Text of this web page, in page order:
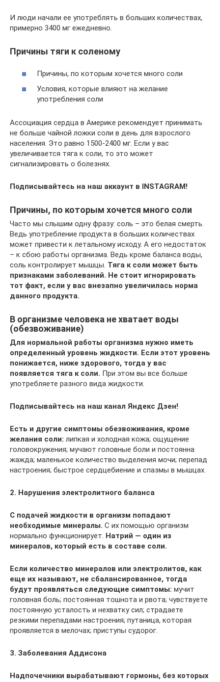
И люди начали ее употреблять в больших количествах,
примерно 3400 мг ежедневно.
Причины тяги к соленому
Причины, по которым хочется много соли
Условия, которые влияют на желание
употребления соли
Ассоциация сердца в Америке рекомендует принимать
не больше чайной ложки соли в день для взрослого
населения. Это равно 1500-2400 мг. Если у вас
увеличивается тяга к соли, то это может
сигнализировать о болезнях.
Подписывайтесь на наш аккаунт в INSTAGRAM!
Причины, по которым хочется много соли
Часто мы слышим одну фразу: соль – это белая смерть.
Ведь употребление продукта в больших количествах
может привести к летальному исходу. А его недостаток
– к сбою работы организма. Ведь кроме баланса воды,
соль контролирует мышцы. Тяга к соли может быть
признаками заболеваний. Не стоит игнорировать
тот факт, если у вас внезапно увеличилась норма
данного продукта.
В организме человека не хватает воды
(обезвоживание)
Для нормальной работы организма нужно иметь
определенный уровень жидкости. Если этот уровень
понижается, ниже здорового, тогда у вас
появляется тяга к соли. При этом вы все больше
употребляете разного вида жидкости.
Подписывайтесь на наш канал Яндекс Дзен!
Есть и другие симптомы обезвоживания, кроме
желания соли: липкая и холодная кожа; ощущение
головокружения; мучают головные боли и постоянна
жажда; маленькое количество выделения мочи; перепад
настроения; быстрое сердцебиение и спазмы в мышцах.
2. Нарушения электролитного баланса
С подачей жидкости в организм попадают
необходимые минералы. С их помощью организм
нормально функционирует. Натрий — один из
минералов, который есть в составе соли.
Если количество минералов или электролитов, как
еще их называют, не сбалансированное, тогда
будут проявляться следующие симптомы: мучит
головная боль; постоянная тошнота и рвота; чувствуете
постоянную усталость и нехватку сил; страдаете
резкими перепадами настроения; путаница, которая
проявляется в мелочах; приступы судорог.
3. Заболевания Аддисона
Надпочечники вырабатывают гормоны, без которых